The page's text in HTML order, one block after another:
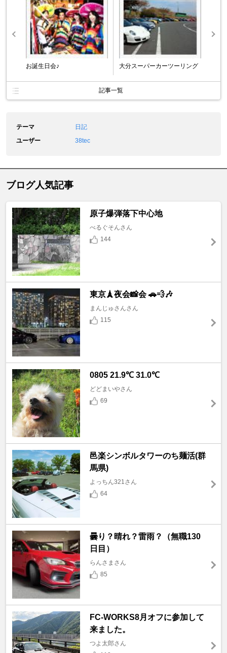
お誕生日会♪ 大分スーパーカーツーリング
記事一覧
テーマ
日記
ユーザー
38tec
ブログ人気記事
原子爆弾落下中心地
べるぐそんさん
144
東京🗼夜会📸会 🚗💨🎶
まんじゅさんさん
115
0805 21.9℃ 31.0℃
どどまいやさん
69
邑楽シンボルタワーのち麺活(群
馬県)
よっちん321さん
64
曇り？晴れ？雷雨？（無職130
日目）
らんさまさん
85
FC-WORKS8月オフに参加して
来ました。
つよ太郎さん